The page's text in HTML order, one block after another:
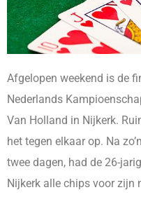
Afgelopen weekend is de
Nederlands
Van Holland in Nijkerk.
het tegen elkaar op. Na
twee dagen, had de 26-
Nijkerk alle chips voor zijn